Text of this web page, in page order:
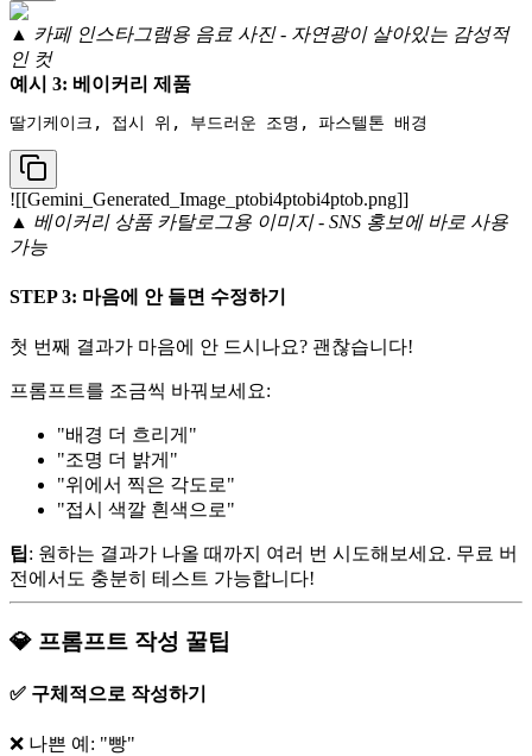
▲ 카페 인스타그램용 음료 사진 - 자연광이 살아있는 감성적
인 컷
예시 3: 베이커리 제품
![[Gemini_Generated_Image_ptobi4ptobi4ptob.png]]
▲ 베이커리 상품 카탈로그용 이미지 - SNS 홍보에 바로 사용
가능
STEP 3: 마음에 안 들면 수정하기
첫 번째 결과가 마음에 안 드시나요? 괜찮습니다!
프롬프트를 조금씩 바꿔보세요:
"배경 더 흐리게"
"조명 더 밝게"
"위에서 찍은 각도로"
"접시 색깔 흰색으로"
팁: 원하는 결과가 나올 때까지 여러 번 시도해보세요. 무료 버
전에서도 충분히 테스트 가능합니다!
💎 프롬프트 작성 꿀팁
✅ 구체적으로 작성하기
❌ 나쁜 예: "빵"